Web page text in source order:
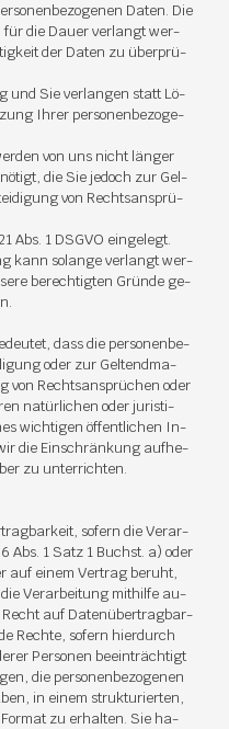
Da­ten. Die
für die Dau­er ver­langt wer­
der Da­ten zu über­prü­
und Sie ver­lan­gen statt Lö­
Ih­rer per­so­nen­be­zo­ge­
von uns nicht län­ger
die Sie je­doch zur Gel­
von Rechts­an­sprü­
Abs. 1 DS­GVO ein­ge­legt.
kann so­lan­ge ver­langt wer­
be­rech­tig­ten Grün­de ge­
dass die per­so­nen­be­
oder zur Gel­tend­ma­
von Rechts­an­sprü­chen oder
na­tür­li­chen oder ju­ris­ti­
wich­ti­gen öf­fent­li­chen In­
die Ein­schrän­kung auf­he­
zu un­ter­rich­ten.
so­fern die Ver­ar­
1 Satz 1 Buchst. a) oder
auf ei­nem Ver­trag be­ruht,
die Ver­ar­bei­tung mit­hil­fe au­
Recht auf Da­ten­über­trag­bar­
Rech­te, so­fern hier­durch
Per­so­nen be­ein­träch­tigt
die per­so­nen­be­zo­ge­nen
in ei­nem struk­tu­rier­ten,
zu er­hal­ten. Sie ha­